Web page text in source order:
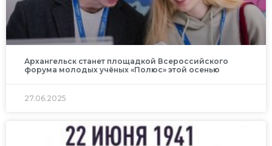
Архангельск станет площадкой Всероссийского
форума молодых учёных «Полюс» этой осенью
27.06.2025